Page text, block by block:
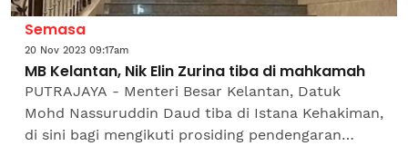
Semasa
20 Nov 2023 09:17am
MB Kelantan, Nik Elin Zurina tiba di mahkamah
PUTRAJAYA - Menteri Besar Kelantan, Datuk
Mohd Nassuruddin Daud tiba di Istana Kehakiman,
di sini bagi mengikuti prosiding pendengaran